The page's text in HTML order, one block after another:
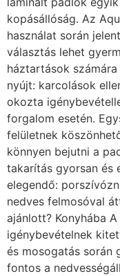
kopásállóság. Az
használat során
választás lehet
háztartások
nyújt: karcolások
okozta
forgalom esetén.
felületnek
könnyen bejutni a
takarítás gyorsan és
elegendő:
nedves felmosóval
ajánlott? Konyhába
igénybevételnek
és mosogatás során
fontos a